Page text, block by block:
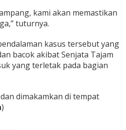
kami akan memastikan
tuturnya.
kasus tersebut yang
bacok akibat Senjata Tajam
yang terletak pada bagian
dimakamkan di tempat
)